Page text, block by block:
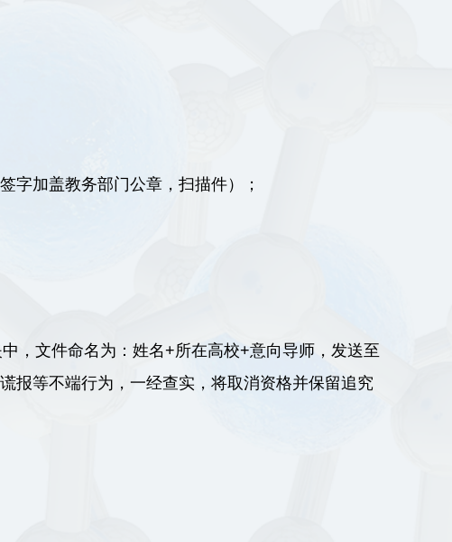
字加盖教务部门公章，扫描件）；
，文件命名为：姓名+所在高校+意向导师，发送至
报等不端行为，一经查实，将取消资格并保留追究